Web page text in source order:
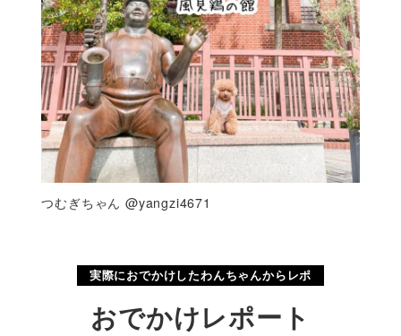
つむぎちゃん @yangzi4671
実際におでかけしたわんちゃんからレポ
おでかけレポート